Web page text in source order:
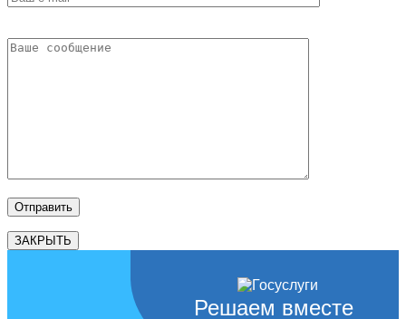
ЗАКРЫТЬ
Решаем вместе